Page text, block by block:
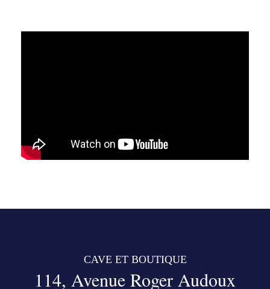
CAVE ET BOUTIQUE
114, Avenue Roger Audoux